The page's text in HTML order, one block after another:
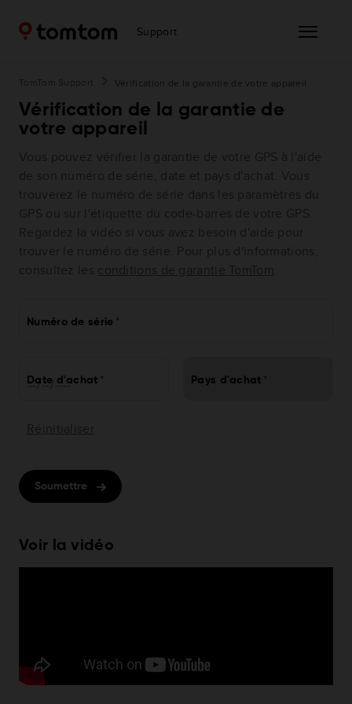
Support
Vérification de la garantie de
votre appareil
Numéro de série
Date d'achat Pays d'achat
Soumettre
Voir la vidéo